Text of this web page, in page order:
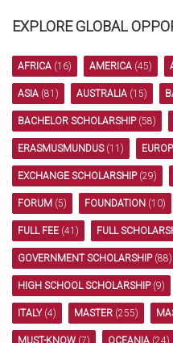
EXPLORE GLOBAL
AFRICA (16) AMERICA (45)
ASIA (81) AUSTRALIA (15)
BACHELOR SCHOLARSHIP(58)
ERASMUSMUNDUS(11)
EXCHANGE SCHOLARSHIP(29)
FORUM (5) FOUNDATION (10)
FULL FEE (41) FULL
GOVERNMENT SCHOLARSHIP(88)
HIGH SCHOOL SCHOLARSHIP(9)
ITALY(4) MASTER (255)
MUST-KNOW (7) OCEANIA (24)